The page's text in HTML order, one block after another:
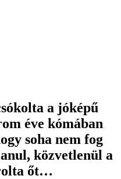
a jóképű
éve kómában
soha nem fog
közvetlenül a
őt…